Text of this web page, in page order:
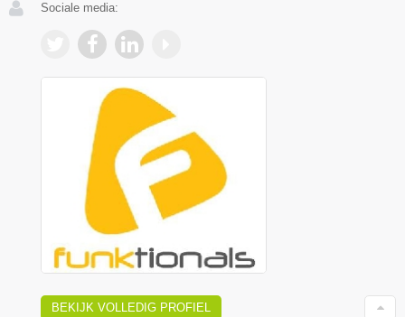
Sociale media:
BEKIJK VOLLEDIG PROFIEL